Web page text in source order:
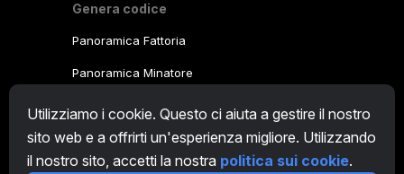
Utilizziamo i cookie. Questo ci aiuta a gestire il nostro
sito web e a offrirti un'esperienza migliore. Utilizzando
il nostro sito, accetti la nostra politica sui cookie.
Genera codice
Panoramica Fattoria
Panoramica Minatore
CryptoTab
Programma Affiliato